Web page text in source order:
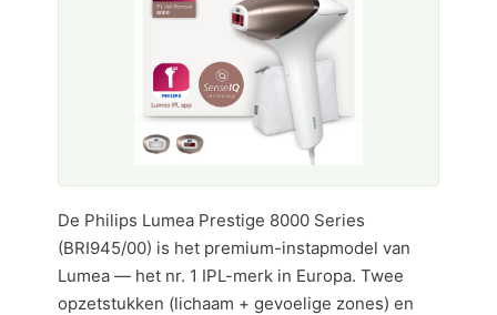
De Philips Lumea Prestige 8000 Series
(BRI945/00) is het premium-instapmodel van
Lumea — het nr. 1 IPL-merk in Europa. Twee
opzetstukken (lichaam + gevoelige zones) en